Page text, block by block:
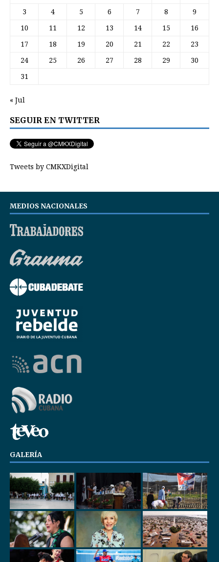
3 4 5 6 7 8 9
10 11 12 13 14 15 16
17 18 19 20 21 22 23
24 25 26 27 28 29 30
31
« Jul
SEGUIR EN TWITTER
Tweets by CMKXDigital
MEDIOS NACIONALES
GALERÍA